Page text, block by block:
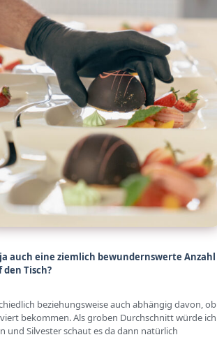
auch eine ziemlich bewundernswerte Anzahl
Tisch?
beziehungsweise auch abhängig davon, ob
bekommen. Als groben Durchschnitt würde ich
und Silvester schaut es da dann natürlich